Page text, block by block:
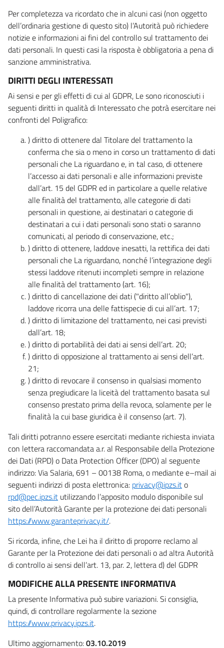
Per completezza va ricordato che in alcuni casi (non oggetto
dell’ordinaria gestione di questo sito) l’Autorità può richiedere
notizie e informazioni ai fini del controllo sul trattamento dei
dati personali. In questi casi la risposta è obbligatoria a pena di
sanzione amministrativa.
DIRITTI DEGLI INTERESSATI
Ai sensi e per gli effetti di cui al GDPR, Le sono riconosciuti i
seguenti diritti in qualità di Interessato che potrà esercitare nei
confronti del Poligrafico:
) diritto di ottenere dal Titolare del trattamento la
conferma che sia o meno in corso un trattamento di dati
personali che La riguardano e, in tal caso, di ottenere
l’accesso ai dati personali e alle informazioni previste
dall’art. 15 del GDPR ed in particolare a quelle relative
alle finalità del trattamento, alle categorie di dati
personali in questione, ai destinatari o categorie di
destinatari a cui i dati personali sono stati o saranno
comunicati, al periodo di conservazione, etc.;
) diritto di ottenere, laddove inesatti, la rettifica dei dati
personali che La riguardano, nonché l’integrazione degli
stessi laddove ritenuti incompleti sempre in relazione
alle finalità del trattamento (art. 16);
) diritto di cancellazione dei dati ("diritto all’oblio"),
laddove ricorra una delle fattispecie di cui all’art. 17;
) diritto di limitazione del trattamento, nei casi previsti
dall’art. 18;
) diritto di portabilità dei dati ai sensi dell’art. 20;
) diritto di opposizione al trattamento ai sensi dell’art.
21;
) diritto di revocare il consenso in qualsiasi momento
senza pregiudicare la liceità del trattamento basata sul
consenso prestato prima della revoca, solamente per le
finalità la cui base giuridica è il consenso (art. 7).
Tali diritti potranno essere esercitati mediante richiesta inviata
con lettera raccomandata a.r. al Responsabile della Protezione
dei Dati (RPD) o Data Protection Officer (DPO) al seguente
indirizzo: Via Salaria, 691 – 00138 Roma, o mediante e–mail ai
seguenti indirizzi di posta elettronica: privacy@ipzs.ito
rpd@pec.ipzs.it utilizzando l’apposito modulo disponibile sul
sito dell’Autorità Garante per la protezione dei dati personali
https://www.garanteprivacy.it/.
Si ricorda, infine, che Lei ha il diritto di proporre reclamo al
Garante per la Protezione dei dati personali o ad altra Autorità
di controllo ai sensi dell’art. 13, par. 2, lettera d) del GDPR
MODIFICHE ALLA PRESENTE INFORMATIVA
La presente Informativa può subire variazioni. Si consiglia,
quindi, di controllare regolarmente la sezione
https://www.privacy.ipzs.it.
Ultimo aggiornamento:03.10.2019